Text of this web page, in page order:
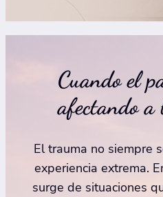
Cuando el
afectando a
El trauma no siempre
experiencia extrema.
surge de situaciones